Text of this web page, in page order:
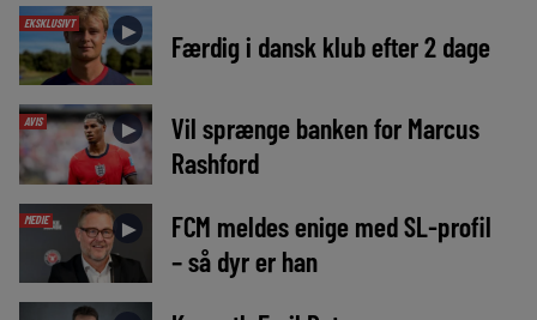
EKSKLUSIVT ► Færdig i dansk klub efter 2 dage
AVIS ►
Vil sprænge banken for Marcus
Rashford
MEDIE ►
FCM meldes enige med SL-profil
– så dyr er han